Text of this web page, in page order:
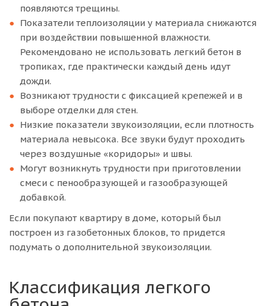
появляются трещины.
Показатели теплоизоляции у материала снижаются
при воздействии повышенной влажности.
Рекомендовано не использовать легкий бетон в
тропиках, где практически каждый день идут
дожди.
Возникают трудности с фиксацией крепежей и в
выборе отделки для стен.
Низкие показатели звукоизоляции, если плотность
материала невысока. Все звуки будут проходить
через воздушные «коридоры» и швы.
Могут возникнуть трудности при приготовлении
смеси с пенообразующей и газообразующей
добавкой.
Если покупают квартиру в доме, который был
построен из газобетонных блоков, то придется
подумать о дополнительной звукоизоляции.
Классификация легкого